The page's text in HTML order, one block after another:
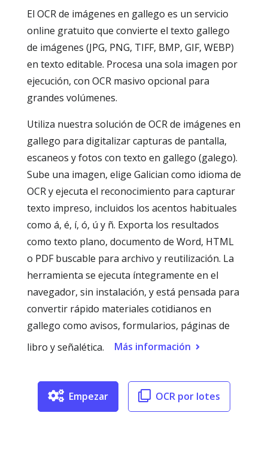
El OCR de imágenes en gallego es un servicio
online gratuito que convierte el texto gallego
de imágenes (JPG, PNG, TIFF, BMP, GIF, WEBP)
en texto editable. Procesa una sola imagen por
ejecución, con OCR masivo opcional para
grandes volúmenes.
Utiliza nuestra solución de OCR de imágenes en
gallego para digitalizar capturas de pantalla,
escaneos y fotos con texto en gallego (galego).
Sube una imagen, elige Galician como idioma de
OCR y ejecuta el reconocimiento para capturar
texto impreso, incluidos los acentos habituales
como á, é, í, ó, ú y ñ. Exporta los resultados
como texto plano, documento de Word, HTML
o PDF buscable para archivo y reutilización. La
herramienta se ejecuta íntegramente en el
navegador, sin instalación, y está pensada para
convertir rápido materiales cotidianos en
gallego como avisos, formularios, páginas de
libro y señalética.
Más información
Empezar OCR por lotes